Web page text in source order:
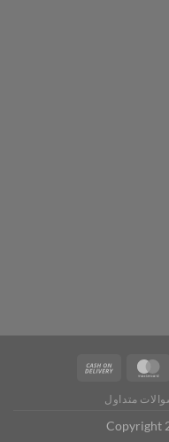
متداول
Copyright